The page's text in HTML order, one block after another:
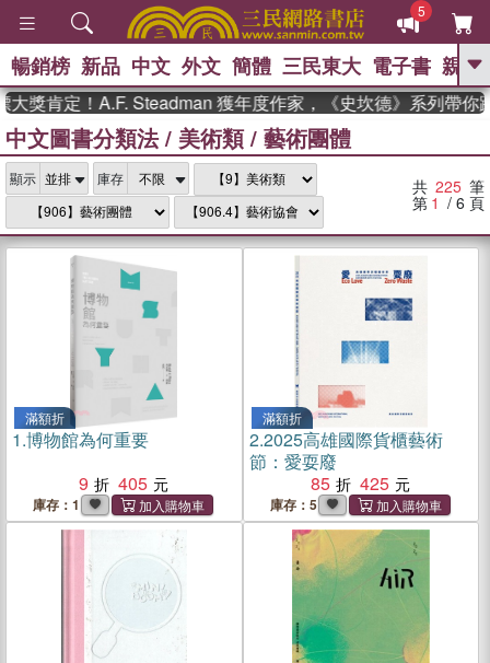
5
GO
熱搜： 東野圭吾 、 高希均教授回憶錄
、 The Odyssey 、 父親節 、 如果歷
史是一群喵
、
國際布克
獎 臺灣漫遊錄 、
台灣的李
登輝時代 、 數學女孩：黎曼猜想
偉大的迷走神經
暢銷榜 新品 中文 外文 簡體 三民東大 電子書 親子
！A.F. Steadman 獲年度作家，《史坎德》系列帶你踏上熱
中文圖書分類法/ 美術類/ 藝術團體
顯示 庫存 共 225 筆
第 1 / 6 頁
滿額折
1.博物館為何重要
9
405
庫存：1
滿額折
2.2025高雄國際貨櫃藝術
節：愛耍廢
85
425
庫存：5